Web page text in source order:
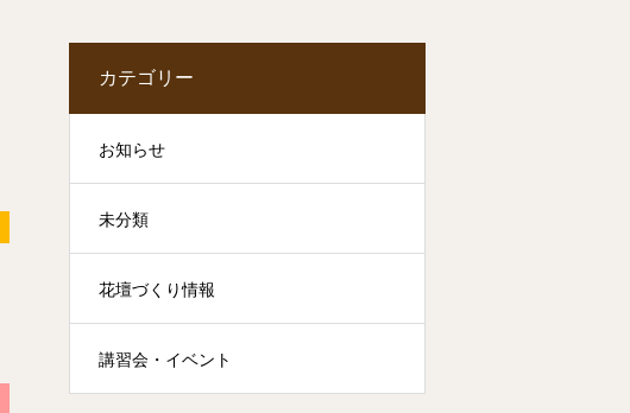
カテゴリー
お知らせ
未分類
花壇づくり情報
講習会・イベント